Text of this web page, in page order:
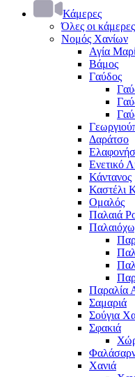
Κάμερες
Όλες οι κάμερες
Νομός Χανίων
Αγία
Βάμος
Γαύδος
Δαράτσο
Ενετικό
Κάντανος
Καστέλι
Ομαλός
Παλαιά
Παραλία
Σαμαριά
Σούγια
Σφακιά
Χανιά